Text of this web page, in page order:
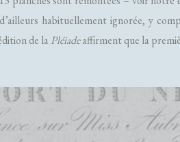
habituellement ignorée, y
de laPléiadeaffirment que la